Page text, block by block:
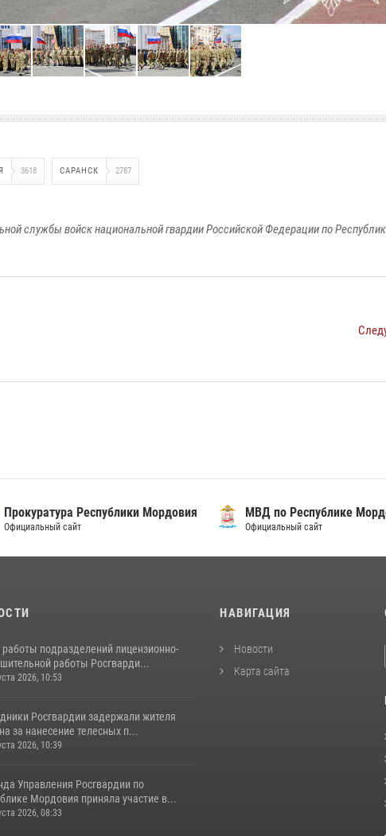
3618 САРАНСК 2787
службы войск национальной гвардии Российской Федерации по
Прокуратура Республики Мордовия
Официальный сайт
МВД по Республике
Официальный сайт
работы подразделений лицензионно-
работы Росгварди...
2026, 10:53
Росгвардии задержали жителя
за нанесение телесных п...
2026, 10:39
Управления Росгвардии по
Мордовия приняла участие в...
2026, 08:33
НАВИГАЦИЯ
Новости
Карта сайта